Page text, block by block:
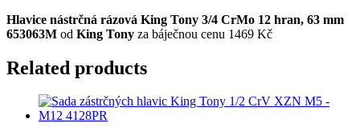
Hlavice nástrčná rázová King Tony 3/4 CrMo 12 hran, 63 mm
653063M od King Tony za báječnou cenu 1469 Kč
Related products